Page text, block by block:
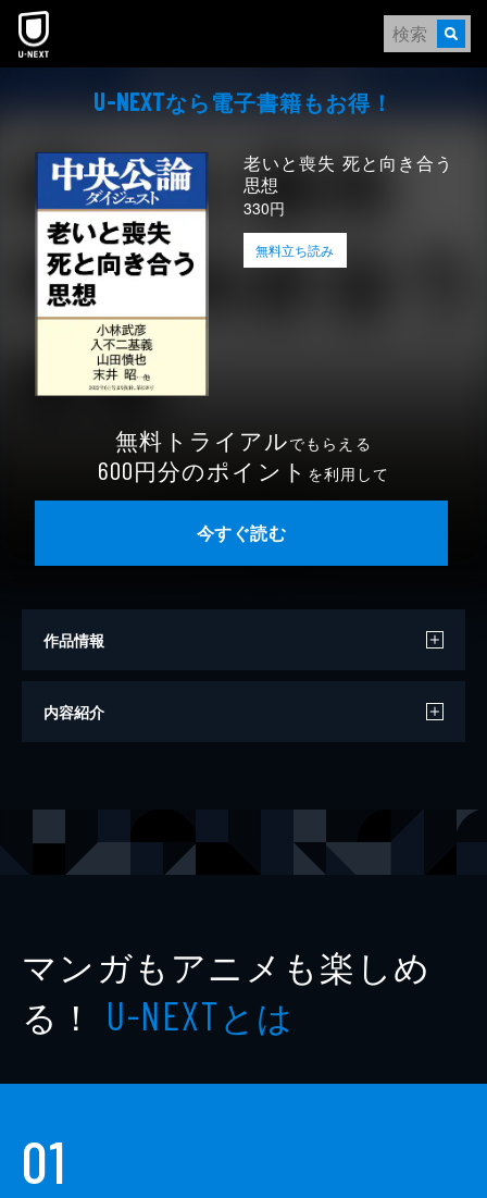
本文へスキップ
U-NEXTなら電⼦書籍もお得！
老いと喪失 死と向き合う
思想
330円
無料立ち読み
無料トライアルでもらえる
600円分のポイント を利用して
今すぐ読む
作品情報
著者
著者 増本康平
出版社 中央公論新社
内容紹介
マンガもアニメも楽しめ
る！ U-NEXTとは
01